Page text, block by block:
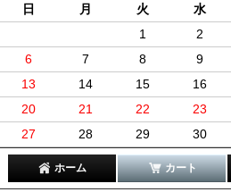
日
月 火 水
1
2
6
7 8 9
13
14 15 16
20
21 22 23
27
28 29 30
ホーム カート